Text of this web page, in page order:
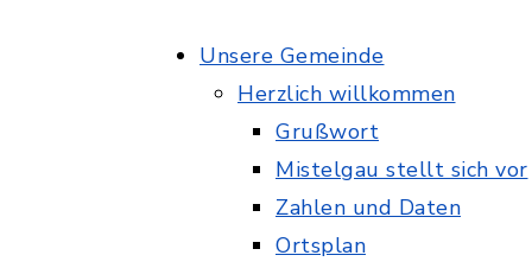
Unsere Gemeinde
Herzlich willkommen
Grußwort
Mistelgau stellt sich vor
Zahlen und Daten
Ortsplan